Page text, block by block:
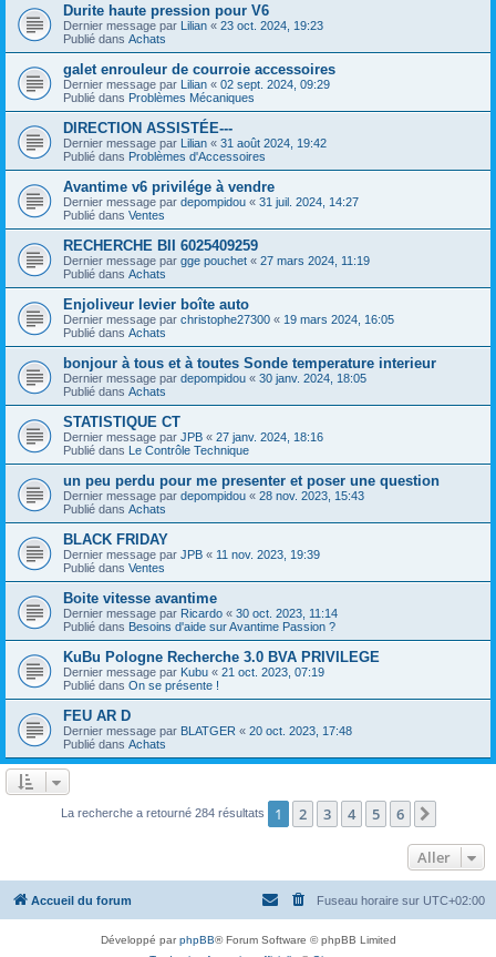
Durite haute pression pour V6
Dernier message par Lilian « 23 oct. 2024, 19:23
Publié dans Achats
galet enrouleur de courroie accessoires
Dernier message par Lilian « 02 sept. 2024, 09:29
Publié dans Problèmes Mécaniques
DIRECTION ASSISTÉE---
Dernier message par Lilian « 31 août 2024, 19:42
Publié dans Problèmes d'Accessoires
Avantime v6 privilége à vendre
Dernier message par depompidou « 31 juil. 2024, 14:27
Publié dans Ventes
RECHERCHE BII 6025409259
Dernier message par gge pouchet « 27 mars 2024, 11:19
Publié dans Achats
Enjoliveur levier boîte auto
Dernier message par christophe27300 « 19 mars 2024, 16:05
Publié dans Achats
bonjour à tous et à toutes Sonde temperature interieur
Dernier message par depompidou « 30 janv. 2024, 18:05
Publié dans Achats
STATISTIQUE CT
Dernier message par JPB « 27 janv. 2024, 18:16
Publié dans Le Contrôle Technique
un peu perdu pour me presenter et poser une question
Dernier message par depompidou « 28 nov. 2023, 15:43
Publié dans Achats
BLACK FRIDAY
Dernier message par JPB « 11 nov. 2023, 19:39
Publié dans Ventes
Boite vitesse avantime
Dernier message par Ricardo « 30 oct. 2023, 11:14
Publié dans Besoins d'aide sur Avantime Passion ?
KuBu Pologne Recherche 3.0 BVA PRIVILEGE
Dernier message par Kubu « 21 oct. 2023, 07:19
Publié dans On se présente !
FEU AR D
Dernier message par BLATGER « 20 oct. 2023, 17:48
Publié dans Achats
La recherche a retourné 284 résultats 1 2 3 4 5 6
Aller
Accueil du forum Fuseau horaire sur UTC+02:00
Développé parphpBB® Forum Software © phpBB Limited